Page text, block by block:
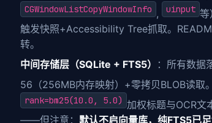
CGWindowListCopyWindowInfo , uinput 等
触发快照+Accessibility Tree抓取。
转。
中间存储层（SQLite + FTS5）
：所有数据
56（256MB内存映射）+零拷贝BLOB读取
rank=bm25(10.0, 5.0) 加权标题与OCR文
——但注意： 默认不启向量库，纯FTS5已